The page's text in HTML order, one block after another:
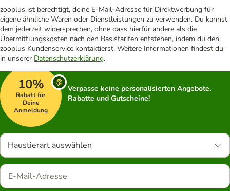
zooplus ist berechtigt, deine E-Mail-Adresse für Direktwerbung für
eigene ähnliche Waren oder Dienstleistungen zu verwenden. Du kannst
dem jederzeit widersprechen, ohne dass hierfür andere als die
Übermittlungskosten nach den Basistarifen entstehen, indem du den
zooplus Kundenservice kontaktierst. Weitere Informationen findest du
in unserer Datenschutzerklärung.
10%
Rabatt für
Deine
Anmeldung
Verpasse keine personalisierten Angebote,
Rabatte und Gutscheine!
Haustierart auswählen